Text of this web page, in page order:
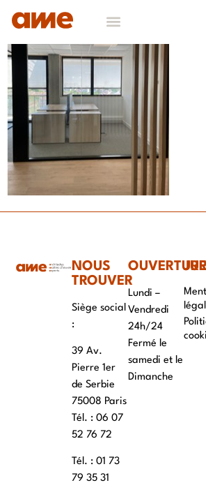
NOUS
TROUVER
Siège social
:
39 Av.
Pierre 1er
de Serbie
75008 Paris
Tél. : ‭06 07
52 76 72
Tél. : 01 73
79 35 31
Lundi –
Vendredi
24h/24
Fermé le
samedi et le
Dimanche